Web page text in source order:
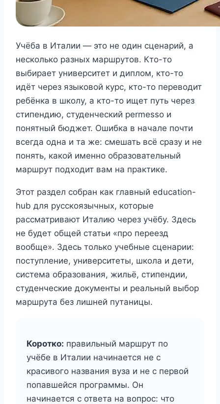
Учёба в Италии — это не один сценарий, а
несколько разных маршрутов. Кто-то
выбирает университет и диплом, кто-то
идёт через языковой курс, кто-то переводит
ребёнка в школу, а кто-то ищет путь через
стипендию, студенческий permesso и
понятный бюджет. Ошибка в начале почти
всегда одна и та же: смешать всё сразу и не
понять, какой именно образовательный
маршрут подходит вам на практике.
Этот раздел собран как главный education-
hub для русскоязычных, которые
рассматривают Италию через учёбу. Здесь
не будет общей статьи «про переезд
вообще». Здесь только учебные сценарии:
поступление, университеты, школа и дети,
система образования, жильё, стипендии,
студенческие документы и реальный выбор
маршрута без лишней путаницы.
Коротко: правильный маршрут по
учёбе в Италии начинается не с
красивого названия вуза и не с первой
попавшейся программы. Он
начинается с ответа на вопрос: что